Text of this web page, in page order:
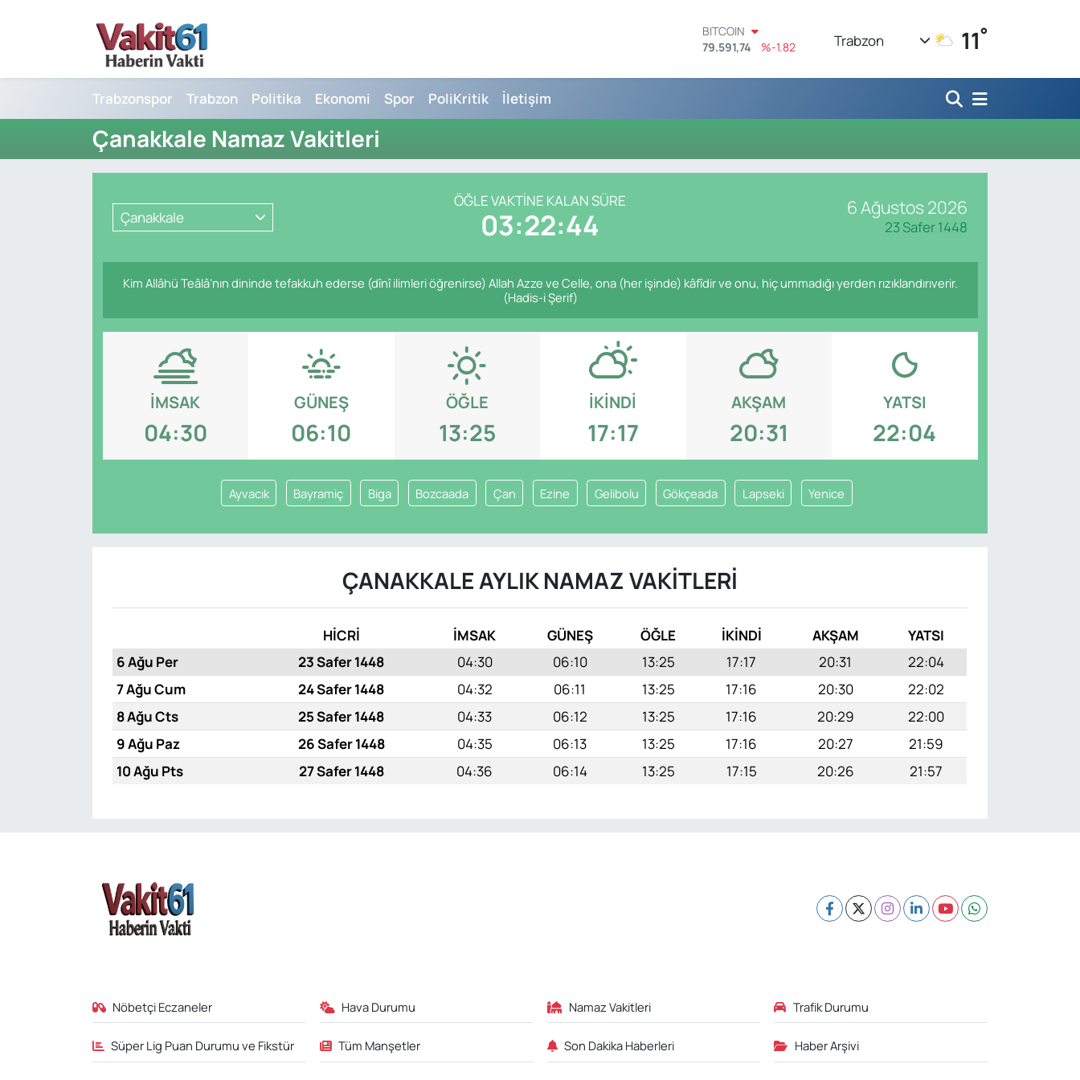
BITCOIN
79.591,74
%-1.82
45,43620
%0.02
G.ALTIN
6862,09000
%0.19
Trabzon 11°
Trabzonspor Trabzon Politika Ekonomi Spor PoliKritik İletişim
Çanakkale Namaz Vakitleri
Çanakkale
ÖĞLE VAKTİNE KALAN SÜRE
03:22:44 6 Ağustos 2026
23 Safer 1448
Kim Allâhü Teâlâ’nın dininde tefakkuh ederse (dînî ilimleri öğrenirse) Allah Azze ve Celle, ona (her işinde) kâfîdir ve onu, hiç ummadığı yerden rızıklandırıverir.
(Hadis-i Şerif)
İMSAK
04:30
GÜNEŞ
06:10
ÖĞLE
13:25
İKINDI
17:17
AKŞAM
20:31
YATSI
22:04
Ayvacık Bayramiç Biga Bozcaada Çan Ezine Gelibolu Gökçeada Lapseki Yenice
ÇANAKKALE AYLIK NAMAZ VAKITLERI
HİCRİ İMSAK GÜNEŞ ÖĞLE İKINDI AKŞAM
YATSI
6 Ağu Per
23 Safer 1448 04:30 06:10 13:25 17:17 20:31
22:04
7 Ağu Cum
24 Safer 1448 04:32 06:11 13:25 17:16 20:30
22:02
8 Ağu Cts
25 Safer 1448 04:33 06:12 13:25 17:16 20:29
22:00
9 Ağu Paz
26 Safer 1448 04:35 06:13 13:25 17:16 20:27
21:59
10 Ağu Pts
27 Safer 1448 04:36 06:14 13:25 17:15 20:26 21:57
Nöbetçi Eczaneler Hava Durumu Namaz Vakitleri Trafik Durumu
Süper Lig Puan Durumu ve Fikstür Tüm Manşetler Son Dakika Haberleri Haber Arşivi
Nöbetçi Eczaneler
Hava Durumu
Namaz Vakitleri
Süper Lig Puan Durumu ve Fikstür
Tüm Manşetler